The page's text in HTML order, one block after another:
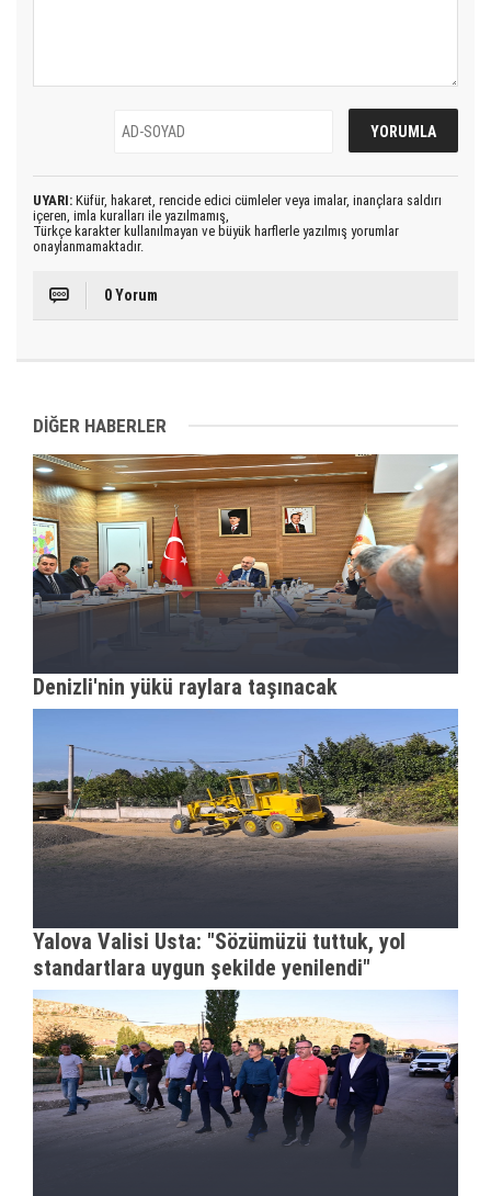
UYARI: Küfür, hakaret, rencide edici cümleler veya imalar, inançlara saldırı
içeren, imla kuralları ile yazılmamış,
Türkçe karakter kullanılmayan ve büyük harflerle yazılmış yorumlar
onaylanmamaktadır.
0 Yorum
DİĞER HABERLER
Denizli'nin yükü raylara taşınacak
Yalova Valisi Usta: "Sözümüzü tuttuk, yol
standartlara uygun şekilde yenilendi"